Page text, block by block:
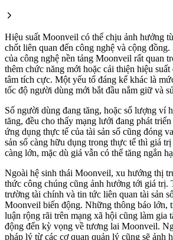
Hiệu suất Moonveil có thể chịu ảnh hưởng
chốt liên quan đến công nghệ và cộng
của công nghệ nền tảng Moonveil rất quan
thêm chức năng mới hoặc cải thiện hiệu suất
tâm tích cực. Một yếu tố đáng kể khác là
tốc độ người dùng mới bắt đầu nắm giữ và
Số người dùng đang tăng, hoặc số lượng ví
tăng, đều cho thấy mạng lưới đang phát
ứng dụng thực tế của tài sản số cũng đóng
sản số càng hữu dụng trong thực tế thì giá
càng lớn, mặc dù giá vẫn có thể tăng ngắn
Ngoài hệ sinh thái Moonveil, xu hướng thị
thức công chúng cũng ảnh hưởng tới giá trị.
trường tài chính và tin tức liên quan tài sản
Moonveil biến động. Những thông báo lớn,
luận rộng rãi trên mạng xã hội cũng làm gia
động đến kỳ vọng về tương lai Moonveil.
pháp lý từ các cơ quan quản lý cũng sẽ ảnh